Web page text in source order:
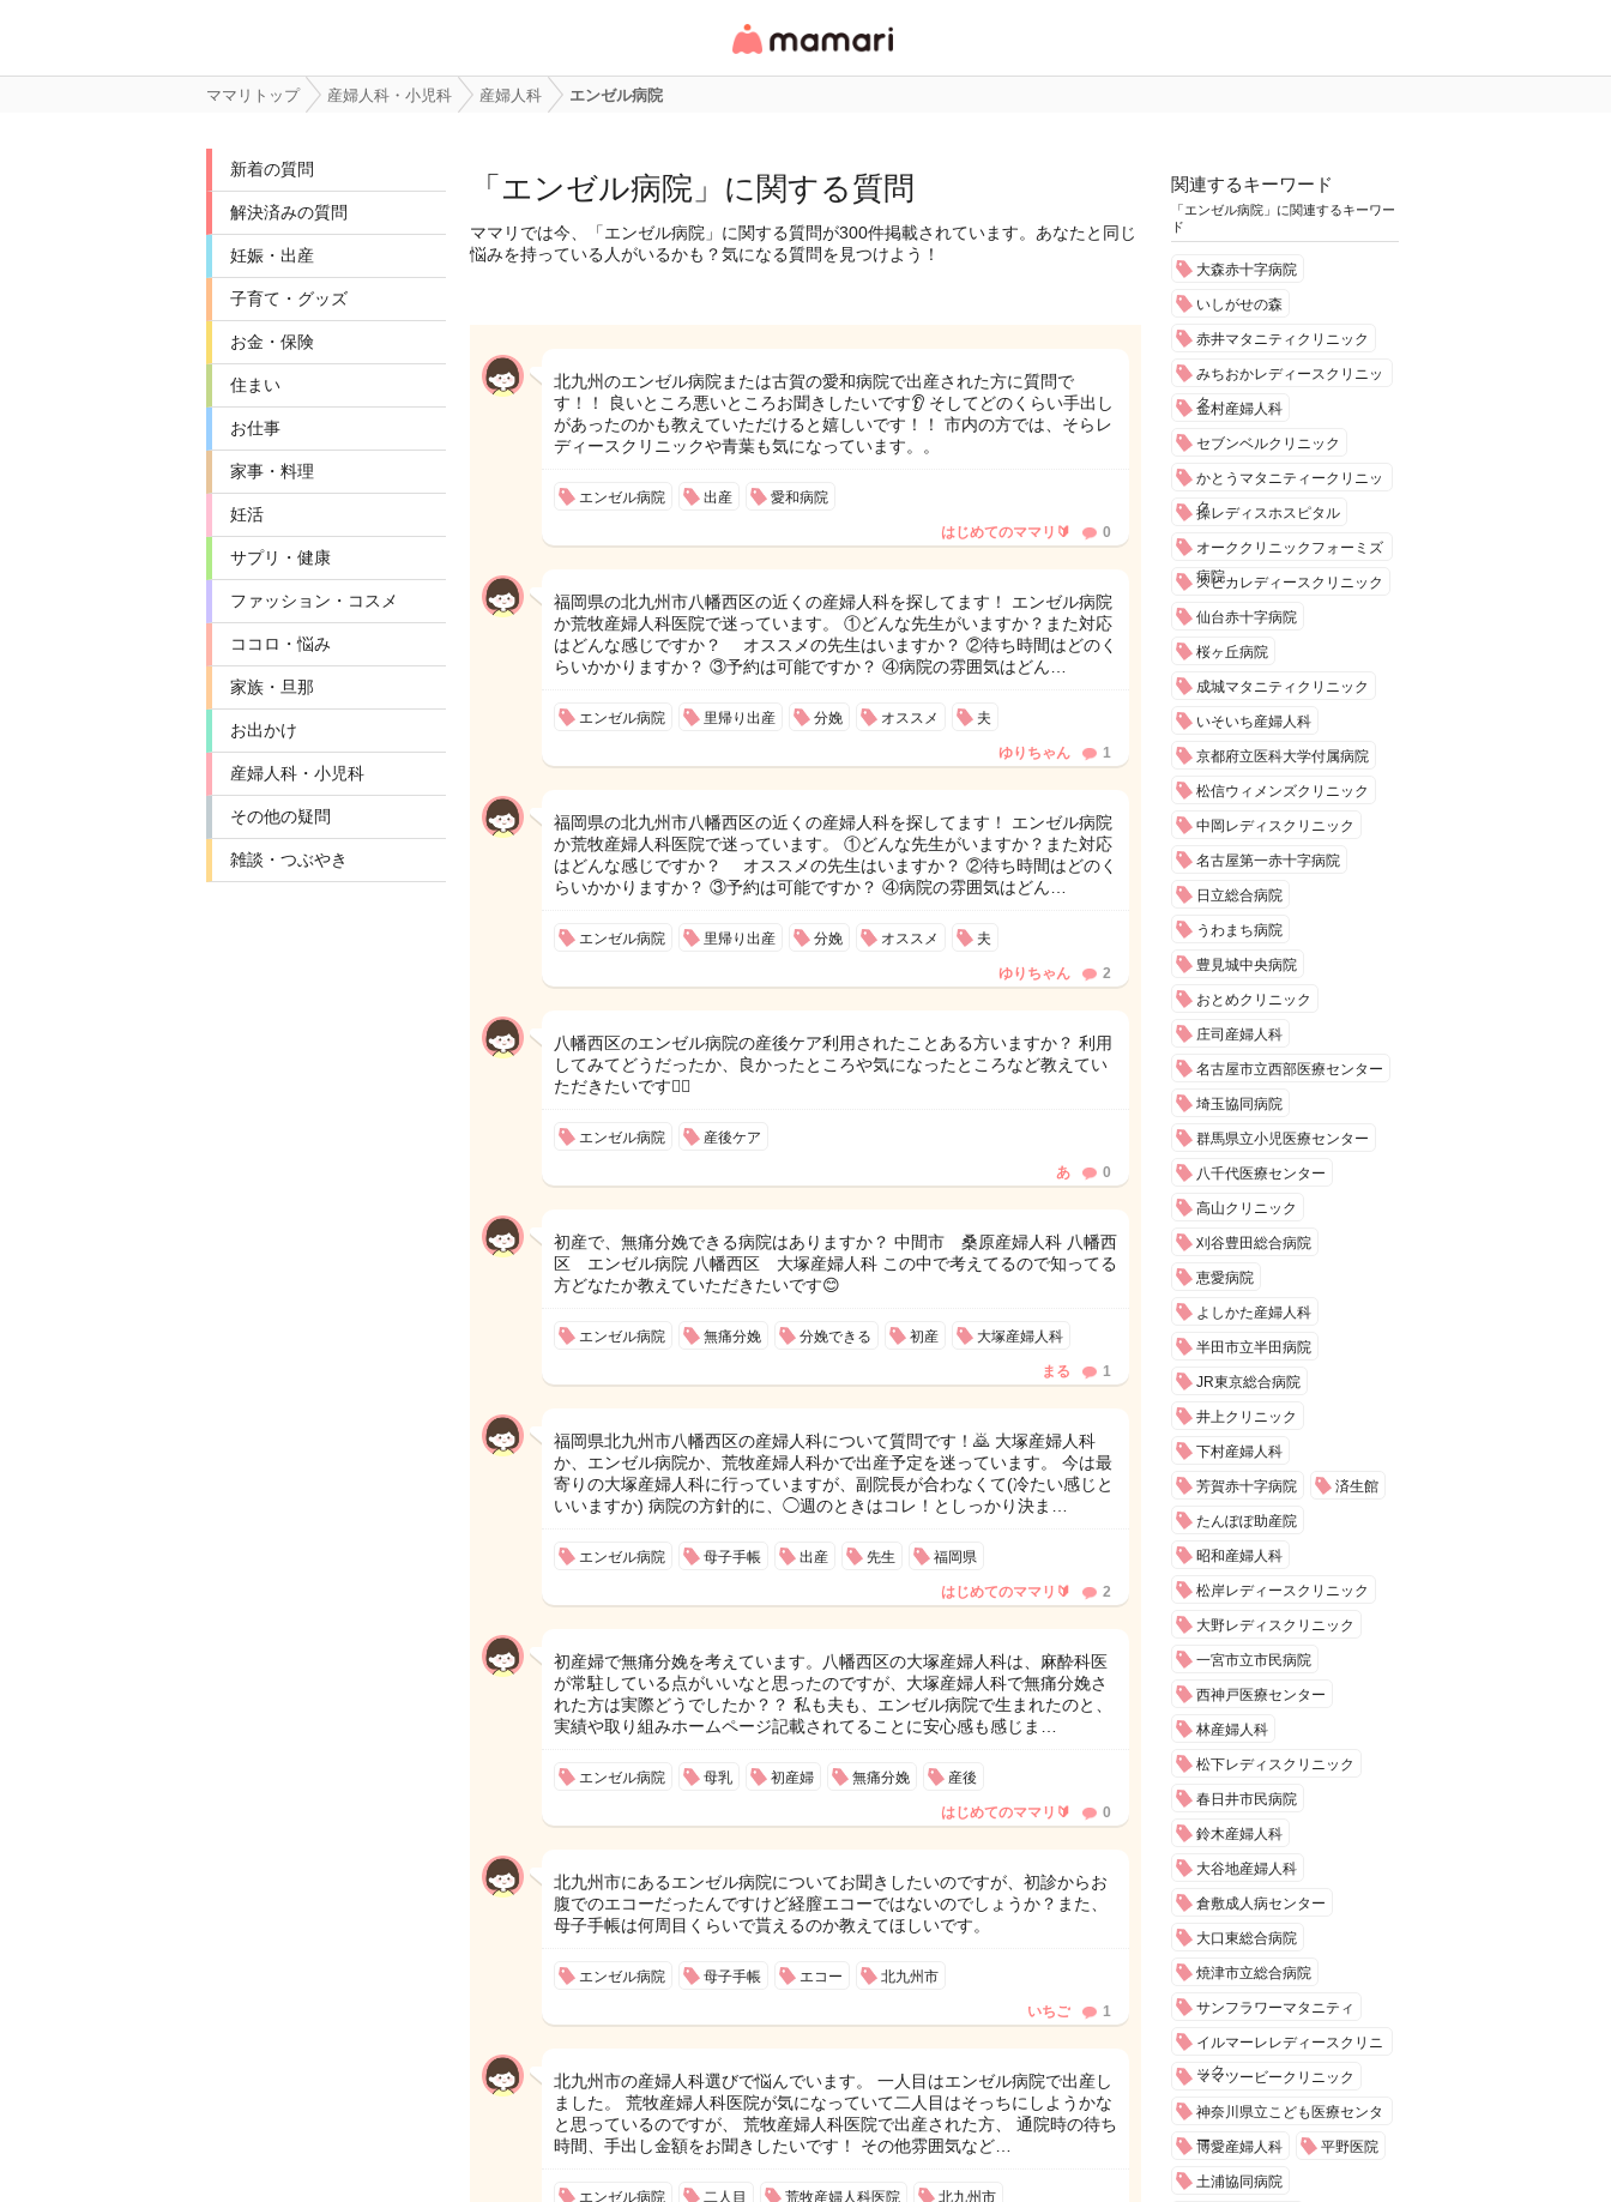
リ・情報サイト
ママリトップ 産婦人科・小児科 産婦人科 エンゼル病院
新着の質問
解決済みの質問
妊娠・出産
子育て・グッズ
お金・保険
住まい
お仕事
家事・料理
妊活
サプリ・健康
ファッション・コスメ
ココロ・悩み
家族・旦那
お出かけ
産婦人科・小児科
その他の疑問
雑談・つぶやき
「エンゼル病院」に関する質問
ママリでは今、「エンゼル病院」に関する質問が300件掲載されています。あなたと同じ
悩みを持っている人がいるかも？気になる質問を見つけよう！
北九州のエンゼル病院または古賀の愛和病院で出産された方に質問で
す！！ 良いところ悪いところお聞きしたいです👂 そしてどのくらい手出し
があったのかも教えていただけると嬉しいです！！ 市内の方では、そらレ
ディースクリニックや青葉も気になっています。。
エンゼル病院 出産 愛和病院
はじめてのママリ🔰 0
福岡県の北九州市八幡西区の近くの産婦人科を探してます！ エンゼル病院
か荒牧産婦人科医院で迷っています。 ①どんな先生がいますか？また対応
はどんな感じですか？ オススメの先生はいますか？ ②待ち時間はどのく
らいかかりますか？ ③予約は可能ですか？ ④病院の雰囲気はどん…
エンゼル病院 里帰り出産 分娩 オススメ 夫
ゆりちゃん 1
福岡県の北九州市八幡西区の近くの産婦人科を探してます！ エンゼル病院
か荒牧産婦人科医院で迷っています。 ①どんな先生がいますか？また対応
はどんな感じですか？ オススメの先生はいますか？ ②待ち時間はどのく
らいかかりますか？ ③予約は可能ですか？ ④病院の雰囲気はどん…
エンゼル病院 里帰り出産 分娩 オススメ 夫
ゆりちゃん 2
八幡西区のエンゼル病院の産後ケア利用されたことある方いますか？ 利用
してみてどうだったか、良かったところや気になったところなど教えてい
ただきたいです🙇‍♀️
エンゼル病院 産後ケア
あ 0
初産で、無痛分娩できる病院はありますか？ 中間市 桑原産婦人科 八幡西
区 エンゼル病院 八幡西区 大塚産婦人科 この中で考えてるので知ってる
方どなたか教えていただきたいです😊
エンゼル病院 無痛分娩 分娩できる 初産 大塚産婦人科
まる 1
福岡県北九州市八幡西区の産婦人科について質問です！🙇 大塚産婦人科
か、エンゼル病院か、荒牧産婦人科かで出産予定を迷っています。 今は最
寄りの大塚産婦人科に行っていますが、副院長が合わなくて(冷たい感じと
いいますか) 病院の方針的に、◯週のときはコレ！としっかり決ま…
エンゼル病院 母子手帳 出産 先生 福岡県
はじめてのママリ🔰 2
初産婦で無痛分娩を考えています。八幡西区の大塚産婦人科は、麻酔科医
が常駐している点がいいなと思ったのですが、大塚産婦人科で無痛分娩さ
れた方は実際どうでしたか？？ 私も夫も、エンゼル病院で生まれたのと、
実績や取り組みホームページ記載されてることに安心感も感じま…
エンゼル病院 母乳 初産婦 無痛分娩 産後
はじめてのママリ🔰 0
北九州市にあるエンゼル病院についてお聞きしたいのですが、初診からお
腹でのエコーだったんですけど経膣エコーではないのでしょうか？また、
母子手帳は何周目くらいで貰えるのか教えてほしいです。
エンゼル病院 母子手帳 エコー 北九州市
いちご 1
北九州市の産婦人科選びで悩んでいます。 一人目はエンゼル病院で出産し
ました。 荒牧産婦人科医院が気になっていて二人目はそっちにしようかな
と思っているのですが、 荒牧産婦人科医院で出産された方、 通院時の待ち
時間、手出し金額をお聞きしたいです！ その他雰囲気など…
エンゼル病院 二人目 荒牧産婦人科医院 北九州市
関連するキーワード
「エンゼル病院」に関連するキーワー
ド
大森赤十字病院
いしがせの森
赤井マタニティクリニック
みちおかレディースクリニッ
ク
金村産婦人科
セブンベルクリニック
かとうマタニティークリニッ
ク
操レディスホスピタル
オーククリニックフォーミズ
病院
スピカレディースクリニック
仙台赤十字病院
桜ヶ丘病院
成城マタニティクリニック
いそいち産婦人科
京都府立医科大学付属病院
松信ウィメンズクリニック
中岡レディスクリニック
名古屋第一赤十字病院
日立総合病院
うわまち病院
豊見城中央病院
おとめクリニック
庄司産婦人科
名古屋市立西部医療センター
埼玉協同病院
群馬県立小児医療センター
八千代医療センター
高山クリニック
刈谷豊田総合病院
恵愛病院
よしかた産婦人科
半田市立半田病院
JR東京総合病院
井上クリニック
下村産婦人科
芳賀赤十字病院 済生館
たんぽぽ助産院
昭和産婦人科
松岸レディースクリニック
大野レディスクリニック
一宮市立市民病院
西神戸医療センター
林産婦人科
松下レディスクリニック
春日井市民病院
鈴木産婦人科
大谷地産婦人科
倉敷成人病センター
大口東総合病院
焼津市立総合病院
サンフラワーマタニティ
イルマーレレディースクリニ
ック
ママツービークリニック
神奈川県立こども医療センタ
ー
博愛産婦人科 平野医院
土浦協同病院